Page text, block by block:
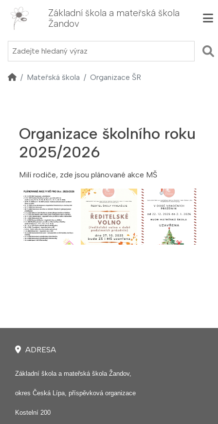
Základní škola a mateřská škola
Žandov
Mateřská škola Organizace ŠR
Organizace školního roku
2025/2026
Milí rodiče, zde jsou plánované akce MŠ
ADRESA
Základní škola a mateřská škola Žandov,
okres Česká Lípa, příspěvková organizace
Kostelní 200